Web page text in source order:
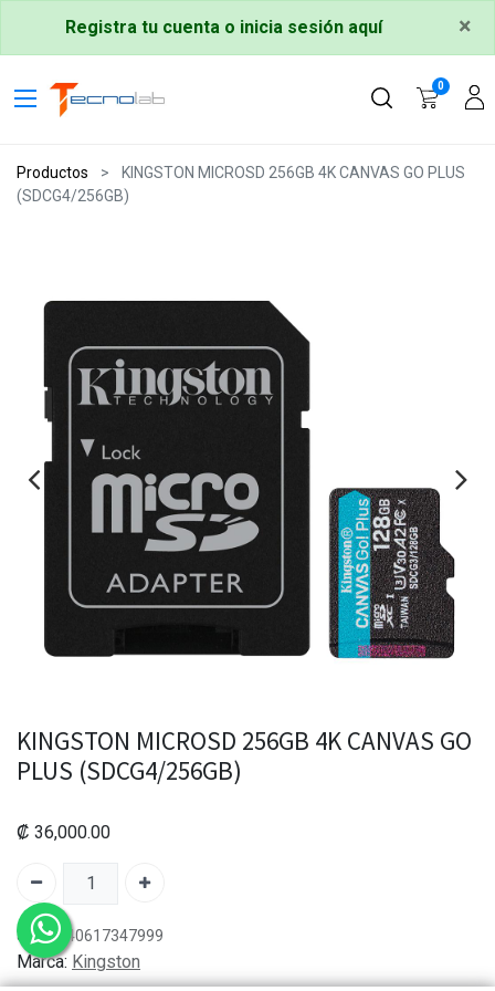
Registra tu cuenta o inicia sesión aquí ×
0
Productos
KINGSTON MICROSD 256GB 4K CANVAS GO PLUS
(SDCG4/256GB)
KINGSTON MICROSD 256GB 4K CANVAS GO
PLUS (SDCG4/256GB)
₡ 36,000.00
SKU: 740617347999
Marca: Kingston